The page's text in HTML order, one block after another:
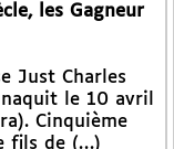
les Gagneur
Just Charles
le 10 avril
Cinquième
fils de (…)